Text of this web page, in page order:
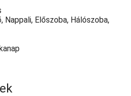
Nappali, Előszoba, Hálószoba,